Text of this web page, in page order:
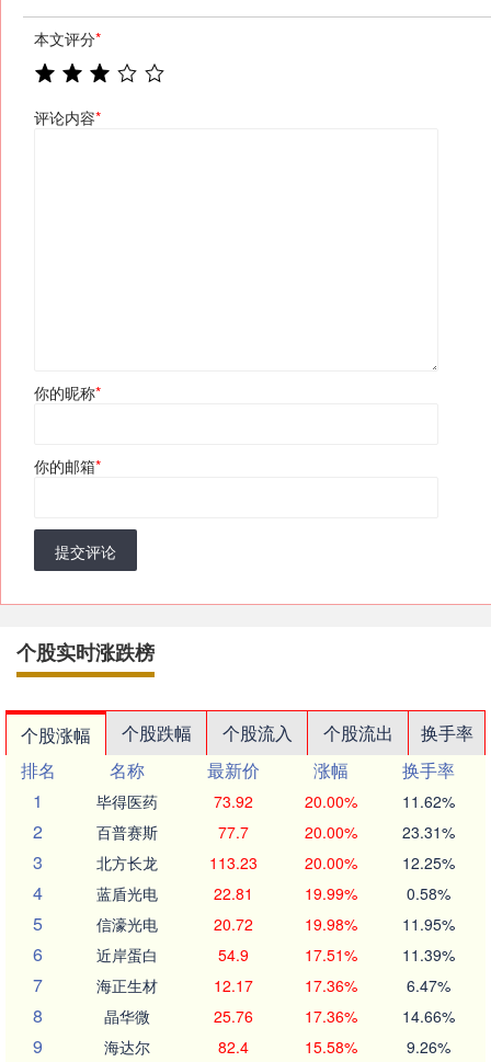
本文评分*
评论内容*
你的昵称*
你的邮箱*
提交评论
个股实时涨跌榜
个股涨幅 个股跌幅 个股流入 个股流出
换手率
排名
名称 最新价 涨幅
换手率
1
毕得医药 73.92 20.00% 11.62%
2 百普赛斯 77.7 20.00% 23.31%
3 北方长龙 113.23 20.00% 12.25%
4 蓝盾光电 22.81 19.99% 0.58%
5 信濠光电 20.72 19.98% 11.95%
6 近岸蛋白 54.9 17.51% 11.39%
7 海正生材 12.17 17.36% 6.47%
8 晶华微 25.76 17.36% 14.66%
9 海达尔 82.4 15.58% 9.26%